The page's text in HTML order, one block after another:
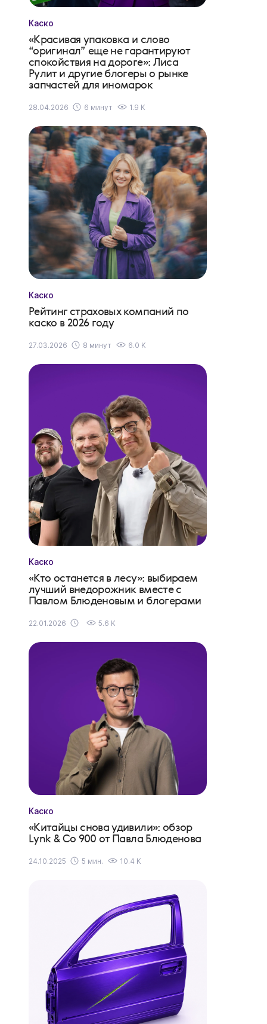
Каско
«Красивая упаковка и слово
“оригинал” еще не гарантируют
спокойствия на дороге»: Лиса
Рулит и другие блогеры о рынке
запчастей для иномарок
28.04.2026 6 минут 1.9 K
Каско
Рейтинг страховых компаний по
каско в 2026 году
27.03.2026 8 минут 6.0 K
Каско
«Кто останется в лесу»: выбираем
лучший внедорожник вместе с
Павлом Блюденовым и блогерами
22.01.2026 5.6 K
Каско
«Китайцы снова удивили»: обзор
Lynk & Co 900 от Павла Блюденова
24.10.2025 5 мин. 10.4 K